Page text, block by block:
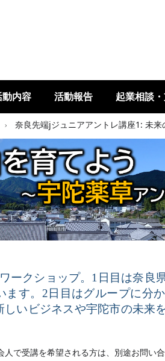
内容 活動報告 起業相談
奈良先端jジュニアアントレ講座1: 未
ークショップ。 1 日目は奈良
す。 2日目はグループに分
いビジネスや宇陀市の未来
で受講を希望される方は、別途お問い合